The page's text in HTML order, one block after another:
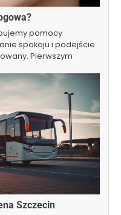
pomocy
spokoju i podejście
Pierwszym
Szczecin